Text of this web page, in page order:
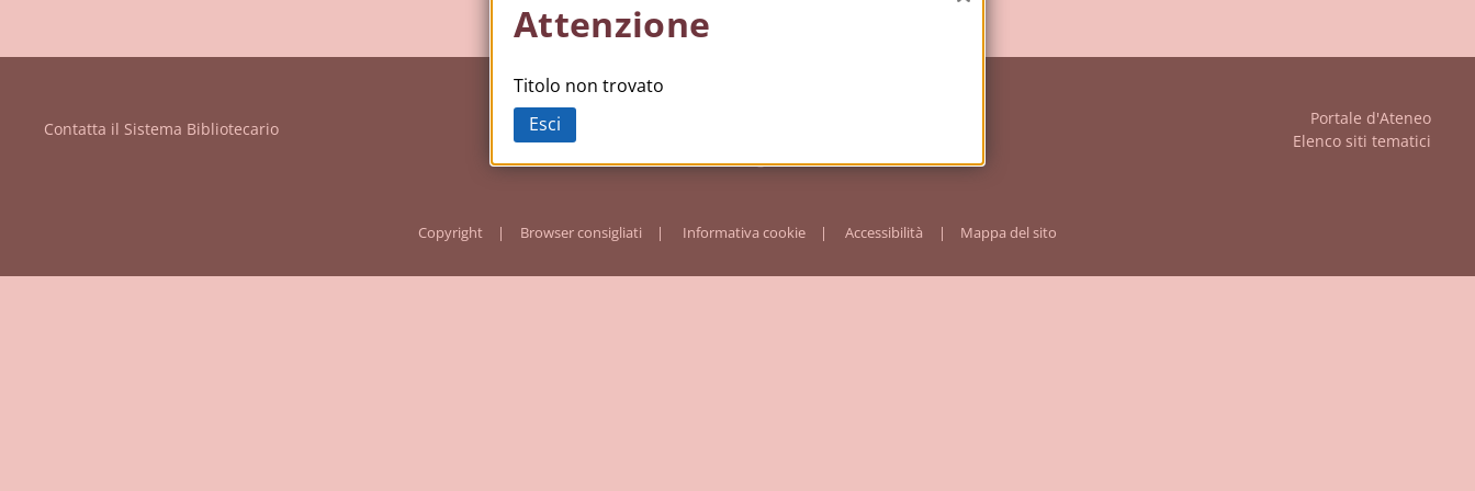
Contatta il Sistema Bibliotecario
Portale d'Ateneo
Elenco siti tematici
Copyright Browser consigliati Informativa cookie Accessibilità Mappa del sito
Attenzione
Titolo non trovato
Esci
Chiudi